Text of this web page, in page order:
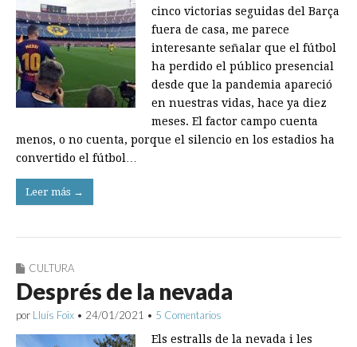
cinco victorias seguidas del Barça
fuera de casa, me parece
interesante señalar que el fútbol
ha perdido el público presencial
desde que la pandemia apareció
en nuestras vidas, hace ya diez
meses. El factor campo cuenta
menos, o no cuenta, porque el silencio en los estadios ha
convertido el fútbol…
Leer más →
CULTURA
Després de la nevada
por Lluís Foix • 24/01/2021 • 5 Comentarios
Els estralls de la nevada i les